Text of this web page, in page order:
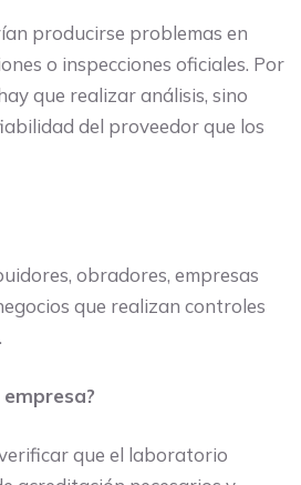
producirse problemas en
o inspecciones oficiales. Por
que realizar análisis, sino
del proveedor que los
obradores, empresas
que realizan controles
que el laboratorio